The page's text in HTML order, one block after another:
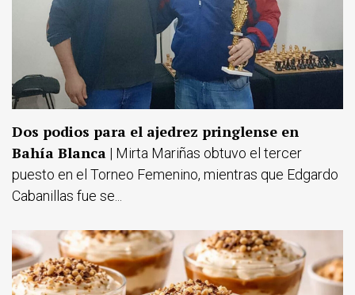
Dos podios para el ajedrez pringlense en
Bahía Blanca | Mirta Mariñas obtuvo el tercer
puesto en el Torneo Femenino, mientras que Edgardo
Cabanillas fue se...